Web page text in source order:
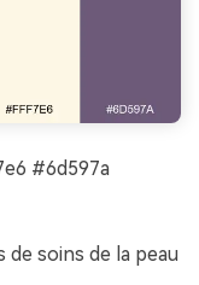
#6d597a
soins de la peau